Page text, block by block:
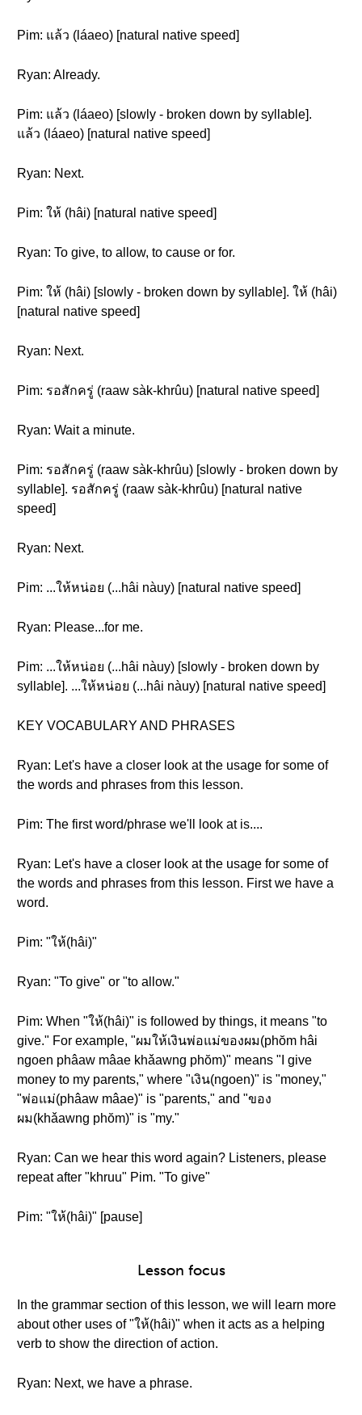
Pim: แล้ว (láaeo) [natural native speed]
Ryan: Already.
Pim: แล้ว (láaeo) [slowly - broken down by syllable].
แล้ว (láaeo) [natural native speed]
Ryan: Next.
Pim: ให้ (hâi) [natural native speed]
Ryan: To give, to allow, to cause or for.
Pim: ให้ (hâi) [slowly - broken down by syllable]. ให้ (hâi)
[natural native speed]
Ryan: Next.
Pim: รอสักครู่ (raaw sàk-khrûu) [natural native speed]
Ryan: Wait a minute.
Pim: รอสักครู่ (raaw sàk-khrûu) [slowly - broken down by
syllable]. รอสักครู่ (raaw sàk-khrûu) [natural native
speed]
Ryan: Next.
Pim: ...ให้หน่อย (...hâi nàuy) [natural native speed]
Ryan: Please...for me.
Pim: ...ให้หน่อย (...hâi nàuy) [slowly - broken down by
syllable]. ...ให้หน่อย (...hâi nàuy) [natural native speed]
KEY VOCABULARY AND PHRASES
Ryan: Let's have a closer look at the usage for some of
the words and phrases from this lesson.
Pim: The first word/phrase we'll look at is....
Ryan: Let's have a closer look at the usage for some of
the words and phrases from this lesson. First we have a
word.
Pim: "ให้(hâi)"
Ryan: "To give" or "to allow."
Pim: When "ให้(hâi)" is followed by things, it means "to
give." For example, "ผมให้เงินพ่อแม่ของผม(phŏm hâi
ngoen phâaw mâae khǎawng phŏm)" means "I give
money to my parents," where "เงิน(ngoen)" is "money,"
"พ่อแม่(phâaw mâae)" is "parents," and "ของ
ผม(khǎawng phŏm)" is "my."
Ryan: Can we hear this word again? Listeners, please
repeat after "khruu" Pim. "To give"
Pim: "ให้(hâi)" [pause]
Lesson focus
In the grammar section of this lesson, we will learn more
about other uses of "ให้(hâi)" when it acts as a helping
verb to show the direction of action.
Ryan: Next, we have a phrase.